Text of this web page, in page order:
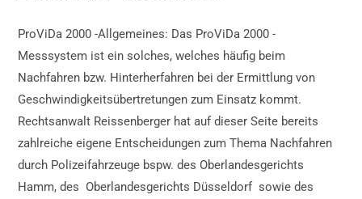
ProViDa 2000 -Allgemeines: Das ProViDa 2000 -
Messsystem ist ein solches, welches häufig beim
Nachfahren bzw. Hinterherfahren bei der Ermittlung von
Geschwindigkeitsübertretungen zum Einsatz kommt.
Rechtsanwalt Reissenberger hat auf dieser Seite bereits
zahlreiche eigene Entscheidungen zum Thema Nachfahren
durch Polizeifahrzeuge bspw. des Oberlandesgerichts
Hamm, des Oberlandesgerichts Düsseldorf sowie des